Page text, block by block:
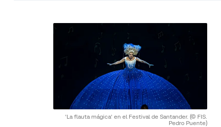
'La flauta mágica' en el Festival de Santander. (© FIS.
Pedro Puente)